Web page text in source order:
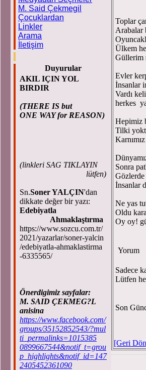
M. Said Çekmegil
Çocuklardan
Linkler
Arama
İletişim
Duyurular
AKIL IÇIN YOL
BIRDIR
(THERE IS but
ONE WAY for REASON)
(linkleri SAG TIKLAYIN
lütfen)
Sn.Soner YALÇIN'dan
dikkate değer bir yazı:
Edebiyatla
Ahmaklaştırma
https://www.sozcu.com.tr/
2021/yazarlar/soner-yalcin
/edebiyatla-ahmaklastirma
-6335565/
Önerdigimiz sayfalar:
M. SAID ÇEKMEG?L
anisina
https://www.facebook.com/
groups/35152852543/?mul
ti_permalinks=1015385
0899667544&notif_t=grou
p_highlights&notif_id=147
2405452361090
Toplar
Arabalar
Ülkem
Güllerim
Evler
İnsanlar
Vardı
herkes
Hepimiz
Tilki
Sonra
Gözlerde
İnsanlar
Ne yas
Oldu
Oy oy!
Yorum
Sadece
Lütfen
Son
[Geri